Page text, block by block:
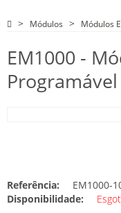
Módulos Módulos
EM1000 -
Programável
Referência:
EM1000-
Disponibilidade: